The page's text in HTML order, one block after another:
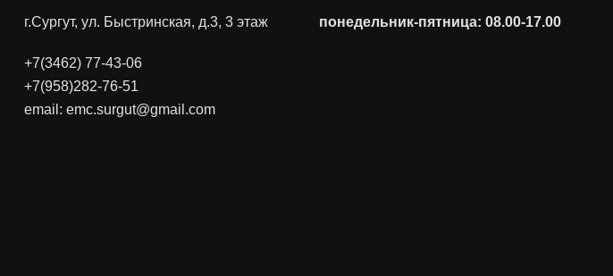
г.Сургут, ул. Быстринская, д.3, 3 этаж
+7(3462) 77-43-06
+7(958)282-76-51
email: emc.surgut@gmail.com
понедельник-пятница: 08.00-17.00